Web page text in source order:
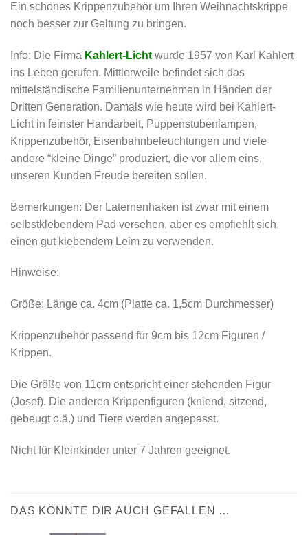
Ein schönes Krippenzubehör um Ihren Weihnachtskrippe
noch besser zur Geltung zu bringen.
Info: Die Firma Kahlert-Licht wurde 1957 von Karl Kahlert
ins Leben gerufen. Mittlerweile befindet sich das
mittelständische Familienunternehmen in Händen der
Dritten Generation. Damals wie heute wird bei Kahlert-
Licht in feinster Handarbeit, Puppenstubenlampen,
Krippenzubehör, Eisenbahnbeleuchtungen und viele
andere “kleine Dinge” produziert, die vor allem eins,
unseren Kunden Freude bereiten sollen.
Bemerkungen: Der Laternenhaken ist zwar mit einem
selbstklebendem Pad versehen, aber es empfiehlt sich,
einen gut klebendem Leim zu verwenden.
Hinweise:
Größe: Länge ca. 4cm (Platte ca. 1,5cm Durchmesser)
Krippenzubehör passend für 9cm bis 12cm Figuren /
Krippen.
Die Größe von 11cm entspricht einer stehenden Figur
(Josef). Die anderen Krippenfiguren (kniend, sitzend,
gebeugt o.ä.) und Tiere werden angepasst.
Nicht für Kleinkinder unter 7 Jahren geeignet.
DAS KÖNNTE DIR AUCH GEFALLEN …